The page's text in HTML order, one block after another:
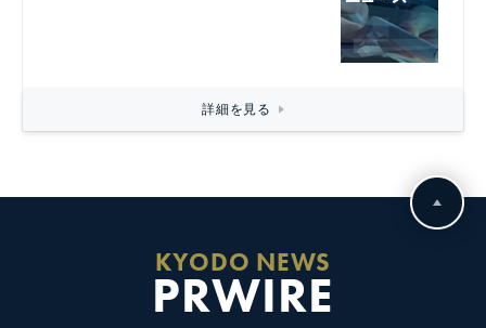
詳細を見る
KYODO NEWS
PRWIRE